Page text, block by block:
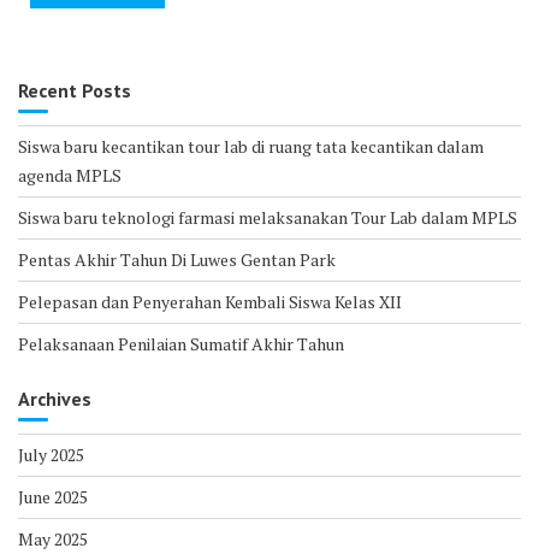
Recent Posts
Siswa baru kecantikan tour lab di ruang tata kecantikan dalam
agenda MPLS
Siswa baru teknologi farmasi melaksanakan Tour Lab dalam MPLS
Pentas Akhir Tahun Di Luwes Gentan Park
Pelepasan dan Penyerahan Kembali Siswa Kelas XII
Pelaksanaan Penilaian Sumatif Akhir Tahun
Archives
July 2025
June 2025
May 2025